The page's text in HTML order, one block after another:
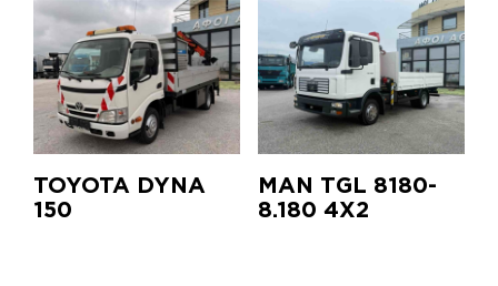
TOYOTA DYNA
150
ΜΑΝ ΤGL 8180-
8.180 4X2